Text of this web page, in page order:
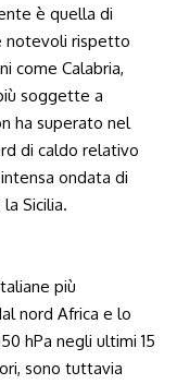
è quella di
notevoli rispetto
come Calabria,
soggette a
ha superato nel
di caldo relativo
ondata di
Sicilia.
più
nord Africa e lo
hPa negli ultimi 15
sono tuttavia